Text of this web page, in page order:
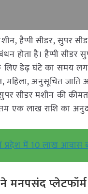
हैप्पी सीडर, सुपर
होता है। हैप्पी सीडर
डेढ़ घंटे का समय
अनुसूचित
सीडर मशीन की
एक लाख राशि का
प्रदेश में 10 लाख
मनपसंद